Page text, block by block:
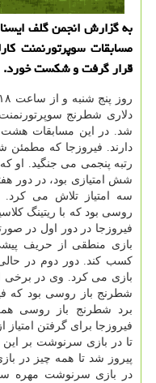
به گزارش انجمن گلف
مسابقات سوپرتورنمنت
قرار گرفت و شكست خورد.
دلاری شطرنج
شد. در این مسابقات هشت
دارند. فیروزجا که مطمئن
رتبه پنجمی می جنگید. او
شش امتیازی بود، در دور
فیروزجا در دور اول در
بازی منطقی از حریف
کسب کند. دور دوم در
بازی می کرد. وی در برخی
شطرنج باز روسی بود که
برد شطرنج باز روسی
فیروزجا برای گرفتن
تا در بازی سرنوشت بر این
پیروز شد تا همه چیز در
در بازی سرنوشت مهره